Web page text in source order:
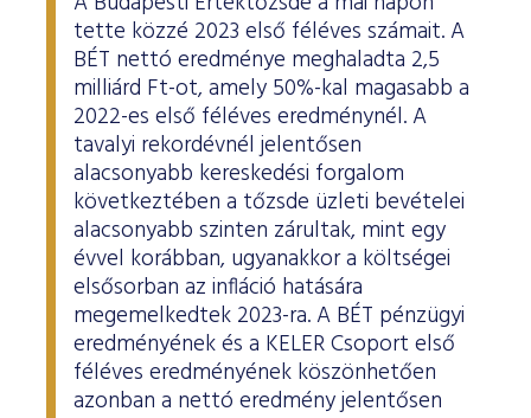
tette közzé 2023 első féléves számait. A
BÉT nettó eredménye meghaladta 2,5
milliárd Ft-ot, amely 50%-kal magasabb a
2022-es első féléves eredménynél. A
tavalyi rekordévnél jelentősen
alacsonyabb kereskedési forgalom
következtében a tőzsde üzleti bevételei
alacsonyabb szinten zárultak, mint egy
évvel korábban, ugyanakkor a költségei
elsősorban az infláció hatására
megemelkedtek 2023-ra. A BÉT pénzügyi
eredményének és a KELER Csoport első
féléves eredményének köszönhetően
azonban a nettó eredmény jelentősen